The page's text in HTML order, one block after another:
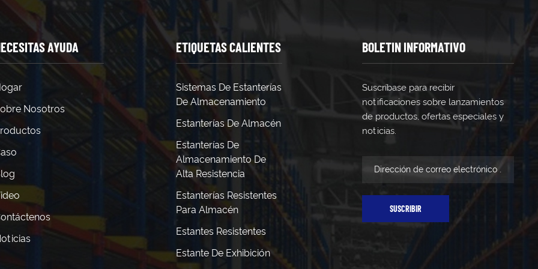
según el diseño estructural. Las especificaciones de ingeniería determinan los límites de peso exactos según las
previstas y los requisitos de seguridad. ¿Los entrepisos requieren permisos de construcción?Sí. Los códigos de
locales y las normas de seguridad generalmente exigen permisos para la construcción de entrepisos, en particular
a la seguridad contra incendios y los requisitos de salida. ¿Qué tan rápido se pueden instalar los entrepisos?Los
instalación varían desde varios días para sistemas sencillos hasta varias semanas para configuraciones complejas. Los
modulares permiten una implementación más rápida en comparación con la construcción tradicional. ¿Es posible
los entrepisos si cambian las operaciones?La mayoría de los entrepisos modulares admiten el desmontaje y el
en nuevas ubicaciones, lo que brinda flexibilidad de inversión a medida que cambian los requisitos comerciales.
de seguridad se aplican a los sistemas de entrepiso?Las normas de OSHA rigen las barandillas, las capacidades de
códigos contra incendios y los requisitos de salida. Su cumplimiento garantiza la protección de los trabajadores y la
operativa. ¿Cuál es la vida útil esperada de los sistemas de entrepiso?Los entrepisos de acero mantenidos
suelen brindar décadas de servicio confiable, incluso bajo un uso operativo intensivo. ¿Cómo se comparan los
con los costos de expansión de edificios?Los costos de instalación del entrepiso representan fracciones de los gastos
nueva o reubicación y al mismo tiempo brindan aumentos de capacidad inmediatos.
AYUDA
Nosotros
ETIQUETAS CALIENTES
Sistemas De Estanterías
De Almacenamiento
Estanterías De Almacén
Estanterías De
Almacenamiento De
Alta Resistencia
Estanterías Resistentes
Para Almacén
Estantes Resistentes
Estante De Exhibición
BOLETIN INFORMATIVO
Suscríbase para recibir
notificaciones sobre lanzamientos
de productos, ofertas especiales y
noticias.
SUSCRIBIR